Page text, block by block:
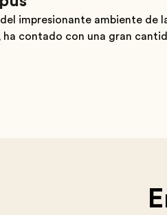
impresionante ambiente de
ha contado con una gran